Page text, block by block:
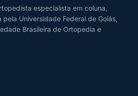
especialista em coluna,
Universidade Federal de Goiás,
Brasileira de Ortopedia e